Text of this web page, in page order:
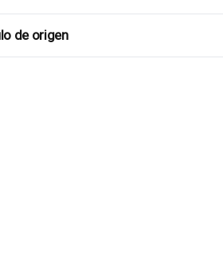
de origen